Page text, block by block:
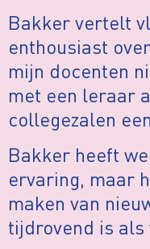
Bakker vertelt
enthousiast
mijn docenten
met een leraar
collegezalen
Bakker heeft
ervaring, maar
maken van
tijdrovend is als